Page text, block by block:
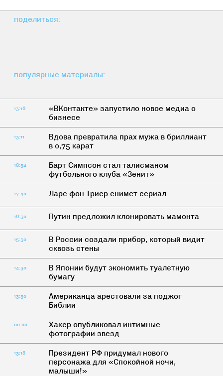
поделиться:
популярные материалы:
13:16
«ВКонтакте» запустило новое медиа о
бизнесе
13:11
Вдова превратила прах мужа в бриллиант
в 0,75 карат
18:54
Барт Симпсон стал талисманом
футбольного клуба «Зенит»
17:40 Ларс фон Триер снимет сериал
16:30 Путин предложил клонировать мамонта
15:30
В России создали прибор, который видит
сквозь стены
14:30
В Японии будут экономить туалетную
бумагу
13:30
Американца арестовали за поджог
Библии
00:00
Хакер опубликовал интимные
фотографии звезд
13:18
Президент РФ придумал нового
персонажа для «Спокойной ночи,
малыши!»